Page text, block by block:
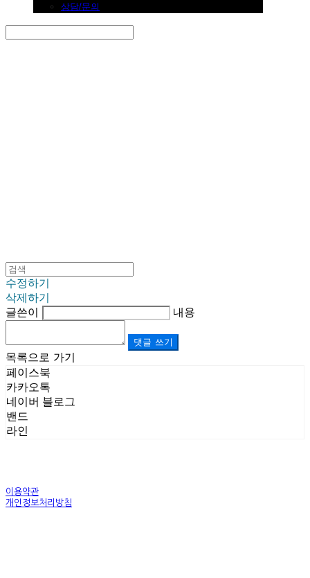
상담/문의
수정하기
삭제하기
글쓴이
내용
댓글 쓰기
목록으로 가기
페이스북
카카오톡
네이버 블로그
밴드
라인
이용약관
개인정보처리방침